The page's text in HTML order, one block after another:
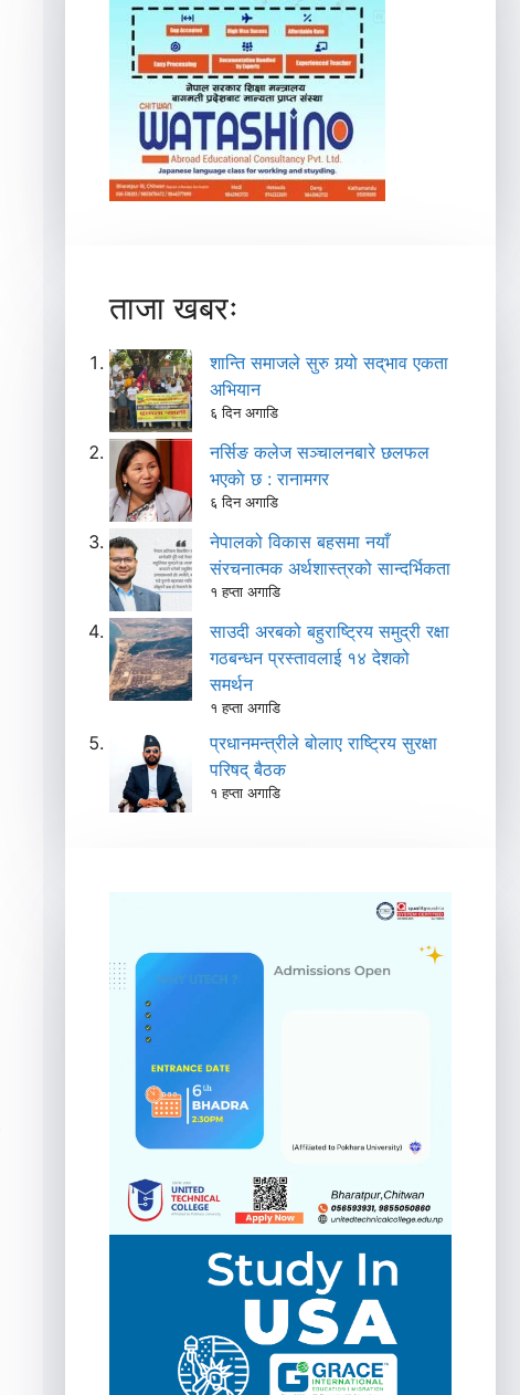
ताजा खबरः
शान्ति समाजले सुरु गर्‍यो सद्‌भाव एकता
अभियान
६ दिन अगाडि
नर्सिङ कलेज सञ्चालनबारे छलफल
भएकाे छ : रानामगर
६ दिन अगाडि
नेपालको विकास बहसमा नयाँ
संरचनात्मक अर्थशास्त्रको सान्दर्भिकता
१ हप्ता अगाडि
साउदी अरबको बहुराष्ट्रिय समुद्री रक्षा
गठबन्धन प्रस्तावलाई १४ देशको
समर्थन
१ हप्ता अगाडि
प्रधानमन्त्रीले बोलाए राष्ट्रिय सुरक्षा
परिषद् बैठक
१ हप्ता अगाडि